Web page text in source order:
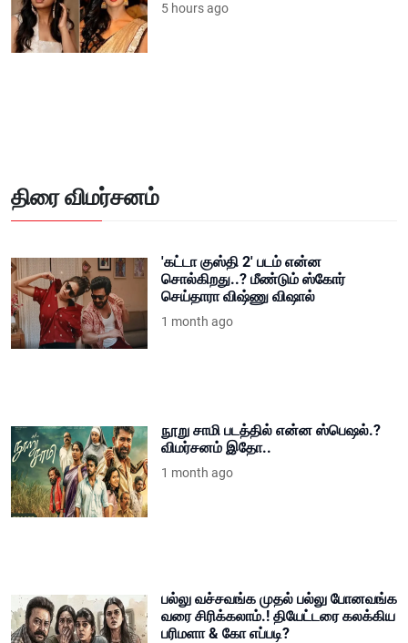
5 hours ago
திரை விமர்சனம்
'கட்டா குஸ்தி 2' படம் என்ன
சொல்கிறது..? மீண்டும் ஸ்கோர்
செய்தாரா விஷ்ணு விஷால்
1 month ago
நூறு சாமி படத்தில் என்ன ஸ்பெஷல்.?
விமர்சனம் இதோ..
1 month ago
பல்லு வச்சவங்க முதல் பல்லு போனவங்க
வரை சிரிக்கலாம்.! தியேட்டரை கலக்கிய
பரிமளா & கோ எப்படி?